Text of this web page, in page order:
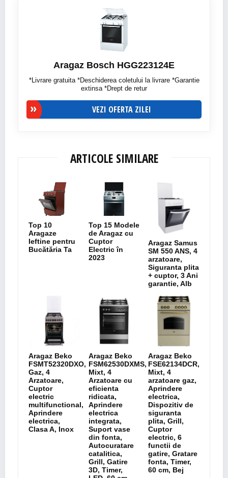
Aragaz Bosch HGG223124E
*Livrare gratuita *Deschiderea coletului la livrare *Garantie
extinsa *Drept de retur
VEZI OFERTA ZILEI
ARTICOLE SIMILARE
Top 10
Aragaze
Ieftine pentru
Bucătăria Ta
Top 15 Modele
de Aragaz cu
Cuptor
Electric în
2023
Aragaz Samus
SM 550 ANS, 4
arzatoare,
Siguranta plita
+ cuptor, 3 Ani
garantie, Alb
Aragaz Beko
FSMT52320DXO,
Gaz, 4
Arzatoare,
Cuptor
electric
multifunctional,
Aprindere
electrica,
Clasa A, Inox
Aragaz Beko
FSM62530DXMS,
Mixt, 4
Arzatoare cu
eficienta
ridicata,
Aprindere
electrica
integrata,
Suport vase
din fonta,
Autocuratare
catalitica,
Grill, Gatire
3D, Timer,
Aragaz Beko
FSE62134DCR,
Mixt, 4
arzatoare gaz,
Aprindere
electrica,
Dispozitiv de
siguranta
plita, Grill,
Cuptor
electric, 6
functii de
gatire, Gratare
fonta, Timer,
60 cm, Bej